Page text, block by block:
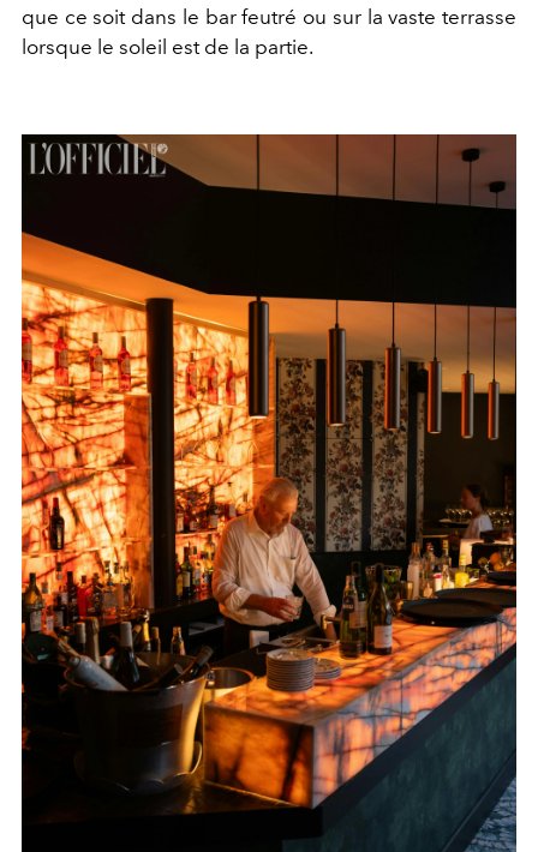
que ce soit dans le bar feutré ou sur la vaste terrasse
lorsque le soleil est de la partie.